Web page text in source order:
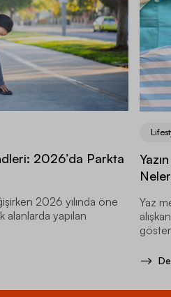
2026’da Parkta
2026 yılında öne
alanlarda yapılan
Yaz